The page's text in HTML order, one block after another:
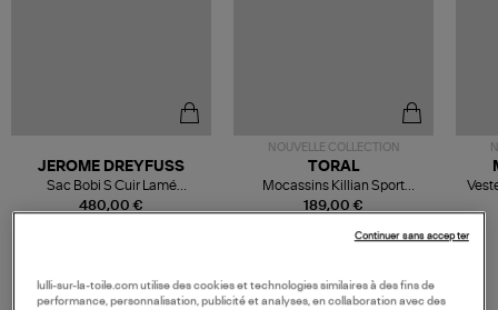
480,00 €
JEROME DREYFUSS
Sac Bobi S Cuir Lamé
Champagne
NOUVELLE COLLECTION
189,00 €
TORAL
Mocassins Killian Sport
Mousse
lulli-sur-la-toile.com utilise des cookies et technologies similaires à des fins de
performance, personnalisation, publicité et analyses, en collaboration avec des
Continuer sans accepter